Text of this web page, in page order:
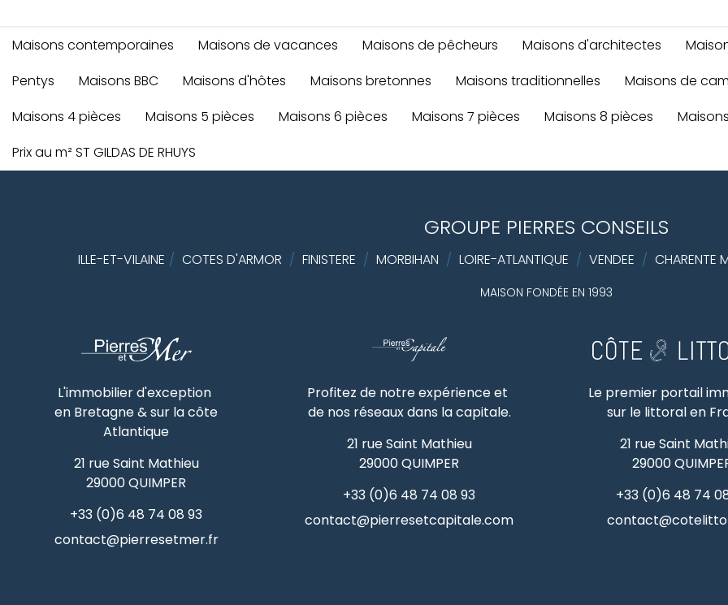
Maisons contemporaines Maisons de vacances Maisons de pêcheurs Maisons d'architectes
Pentys
Maisons BBC Maisons d'hôtes Maisons bretonnes Maisons traditionnelles Maisons de
Maisons 4 pièces
Maisons 5 pièces Maisons 6 pièces Maisons 7 pièces Maisons 8 pièces
Prix au m² ST GILDAS DE RHUYS
GROUPE PIERRES CONSEILS
ILLE-ET-VILAINE / COTES D'ARMOR / FINISTERE / MORBIHAN / LOIRE-ATLANTIQUE / VENDEE / CHARENTE
MAISON FONDÉE EN 1993
L'immobilier d'exception
en Bretagne & sur la côte
Atlantique
21 rue Saint Mathieu
29000QUIMPER
+33 (0)6 48 74 08 93
contact@pierresetmer.fr
Profitez de notre expérience et
de nos réseaux dans la capitale.
21 rue Saint Mathieu
29000QUIMPER
+33 (0)6 48 74 08 93
contact@pierresetcapitale.com
Le premier portail
sur le littoral en
21 rue Saint
29000
+33 (0)6 48 74